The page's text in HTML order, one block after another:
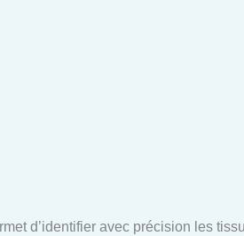
d’identifier avec précision les